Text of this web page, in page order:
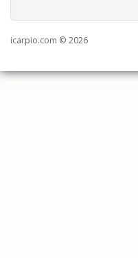
icarpio.com © 2026